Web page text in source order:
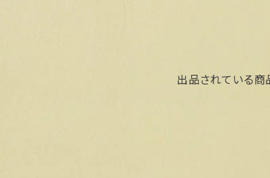
出品されている商